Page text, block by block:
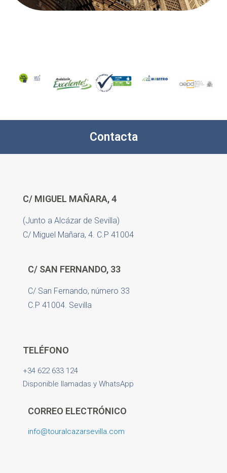
Contacta
C/ MIGUEL MAÑARA, 4
(Junto a Alcázar de Sevilla)
C/ Miguel Mañara, 4. C.P 41004
C/ SAN FERNANDO, 33
C/ San Fernando, número 33
C.P 41004. Sevilla
TELÉFONO
+34 622 633 124
Disponible llamadas y WhatsApp
CORREO ELECTRÓNICO
info@touralcazarsevilla.com